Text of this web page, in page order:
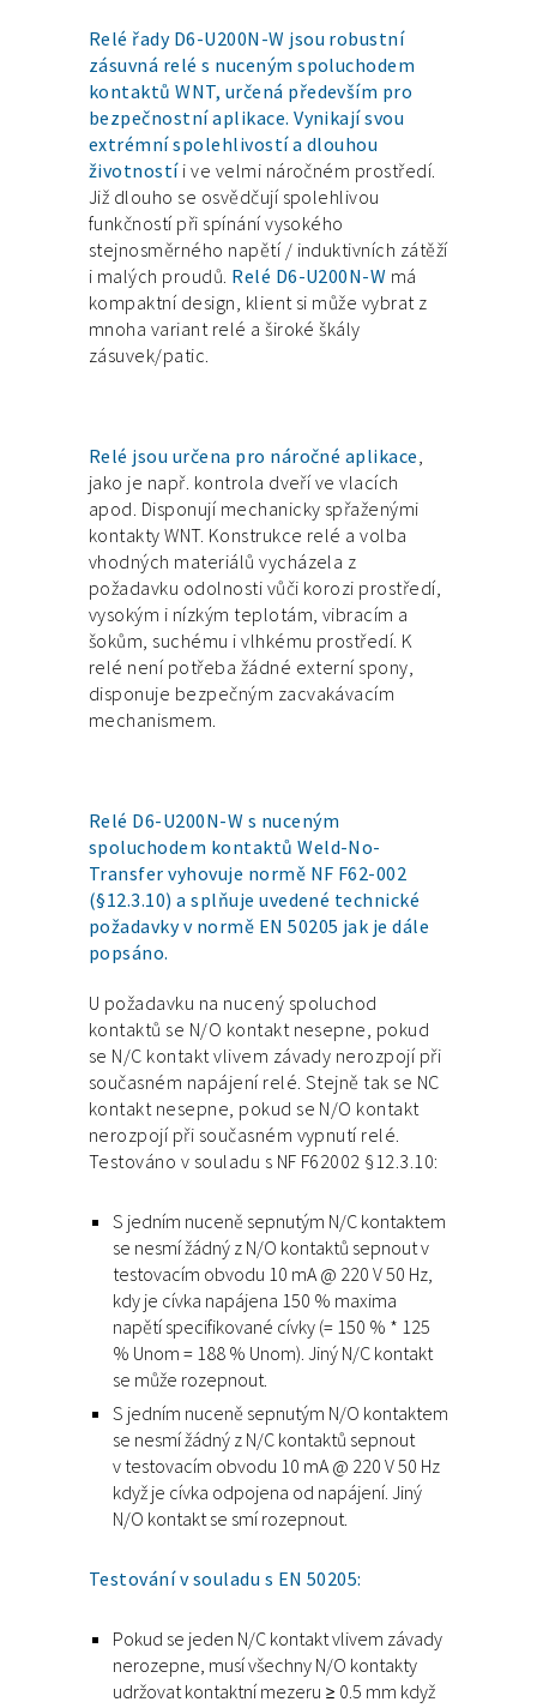
Relé řady D6-U200N-W jsou robustní
zásuvná relé s nuceným spoluchodem
kontaktů WNT, určená především pro
bezpečnostní aplikace. Vynikají svou
extrémní spolehlivostí a dlouhou
životnostíi ve velmi náročném prostředí.
Již dlouho se osvědčují spolehlivou
funkčností při spínání vysokého
stejnosměrného napětí / induktivních zátěží
i malých proudů. Relé D6-U200N-W má
kompaktní design, klient si může vybrat z
mnoha variant relé a široké škály
zásuvek/patic.
Relé jsou určena pro náročné aplikace
jako je např. kontrola dveří ve vlacích
apod. Disponují mechanicky spřaženými
kontakty WNT. Konstrukce relé a volba
vhodných materiálů vycházela z
požadavku odolnosti vůči korozi prostředí,
vysokým i nízkým teplotám, vibracím a
šokům, suchému i vlhkému prostředí. K
relé není potřeba žádné externí spony,
disponuje bezpečným zacvakávacím
mechanismem.
Relé D6-U200N-W s nuceným
spoluchodem kontaktů Weld-No-
Transfer vyhovuje normě NF F62-002
(§12.3.10) a splňuje uvedené technické
požadavky v normě EN 50205 jak je dále
popsáno.
U požadavku na nucený spoluchod
kontaktů se N/O kontakt nesepne, pokud
se N/C kontakt vlivem závady nerozpojí při
současném napájení relé. Stejně tak se NC
kontakt nesepne, pokud se N/O kontakt
nerozpojí při současném vypnutí relé.
Testováno v souladu s NF F62002 §12.3.10:
S jedním nuceně sepnutým N/C kontaktem
se nesmí žádný z N/O kontaktů sepnout v
testovacím obvodu 10 mA @ 220 V 50 Hz,
kdy je cívka napájena 150 % maxima
napětí specifikované cívky (= 150 % * 125
% Unom = 188 % Unom). Jiný N/C kontakt
se může rozepnout.
S jedním nuceně sepnutým N/O kontaktem
se nesmí žádný z N/C kontaktů sepnout
v testovacím obvodu 10 mA @ 220 V 50 Hz
když je cívka odpojena od napájení. Jiný
N/O kontakt se smí rozepnout.
Testování v souladu s EN 50205:
Pokud se jeden N/C kontakt vlivem závady
nerozepne, musí všechny N/O kontakty
udržovat kontaktní mezeru ≥ 0.5 mm když